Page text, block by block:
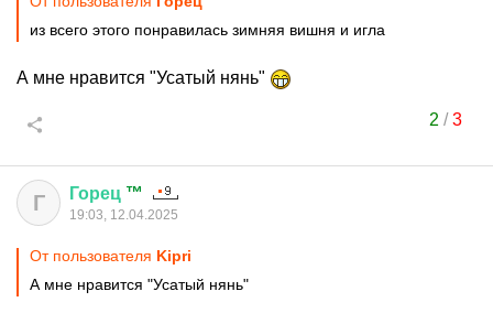
из всего этого понравилась зимняя вишня и игла
А мне нравится "Усатый нянь"
2/3
Г Горец ™
19:03, 12.04.2025
От пользователя Kipri
А мне нравится "Усатый нянь"